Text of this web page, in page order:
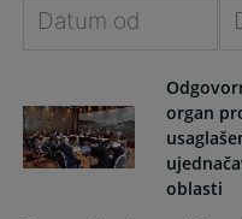
to
interact
with
to
the
organ
oblasti